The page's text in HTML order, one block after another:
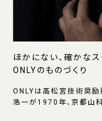
ほかにない、確かな
ONLYのものづくり
ONLYは高松宮技術奨励
浩一が1970年、京都山